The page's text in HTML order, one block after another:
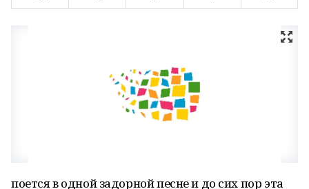
поется в одной задорной песне и до сих пор эта